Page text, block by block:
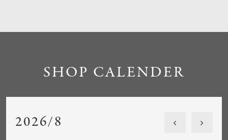
SHOP CALENDER
2026/8